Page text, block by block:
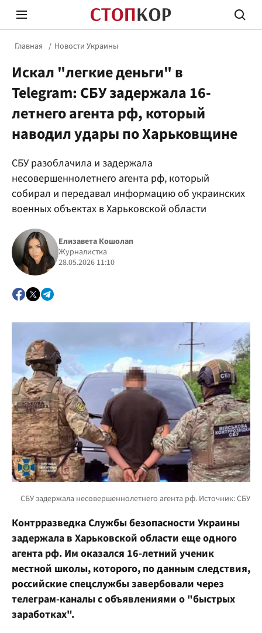
Стоп Политической Коррупции
Политика
Главная Новости Украины
Искал "легкие деньги" в
Telegram: СБУ задержала 16-
летнего агента рф, который
наводил удары по Харьковщине
СБУ разоблачила и задержала
несовершеннолетнего агента рф, который
собирал и передавал информацию об украинских
военных объектах в Харьковской области
Елизавета Кошолап
Журналистка
28.05.2026 11:10
Контрразведка Службы безопасности Украины
задержала в Харьковской области еще одного
агента рф. Им оказался 16-летний ученик
местной школы, которого, по данным следствия,
российские спецслужбы завербовали через
телеграм-каналы с объявлениями о "быстрых
заработках".